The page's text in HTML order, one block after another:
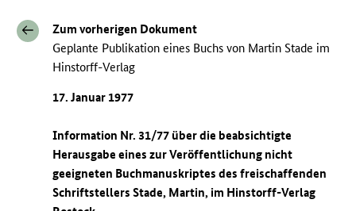
Zum vorherigen Dokument
Geplante Publikation eines Buchs von Martin Stade im
Hinstorff-Verlag
17. Januar 1977
Information Nr. 31/77 über die beabsichtigte
Herausgabe eines zur Veröffentlichung nicht
geeigneten Buchmanuskriptes des freischaffenden
Schriftstellers Stade, Martin, im Hinstorff-Verlag